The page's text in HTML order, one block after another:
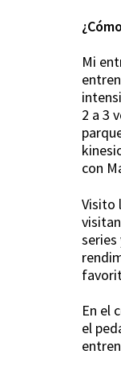
Mi
2 a 3
con
Visito
En el
el